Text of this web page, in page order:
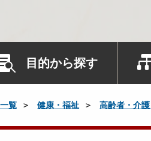
目的から探す
覧 健康・福祉 高齢者・介